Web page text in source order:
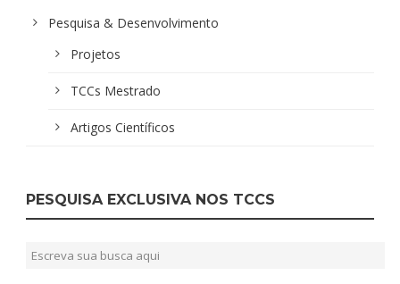
Pesquisa & Desenvolvimento
Projetos
TCCs Mestrado
Artigos Científicos
PESQUISA EXCLUSIVA NOS TCCS